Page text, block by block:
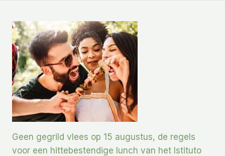
Geen gegrild vlees op 15 augustus, de regels
voor een hittebestendige lunch van het Istituto